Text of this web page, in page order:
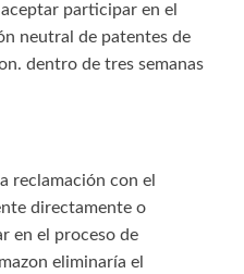
participar en el
neutral de patentes de
dentro de tres semanas
reclamación con el
directamente o
en el proceso de
eliminaría el